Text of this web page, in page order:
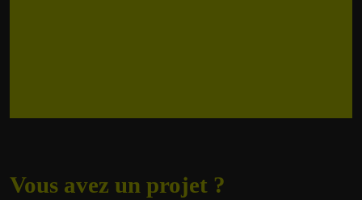
Vous avez un projet ?